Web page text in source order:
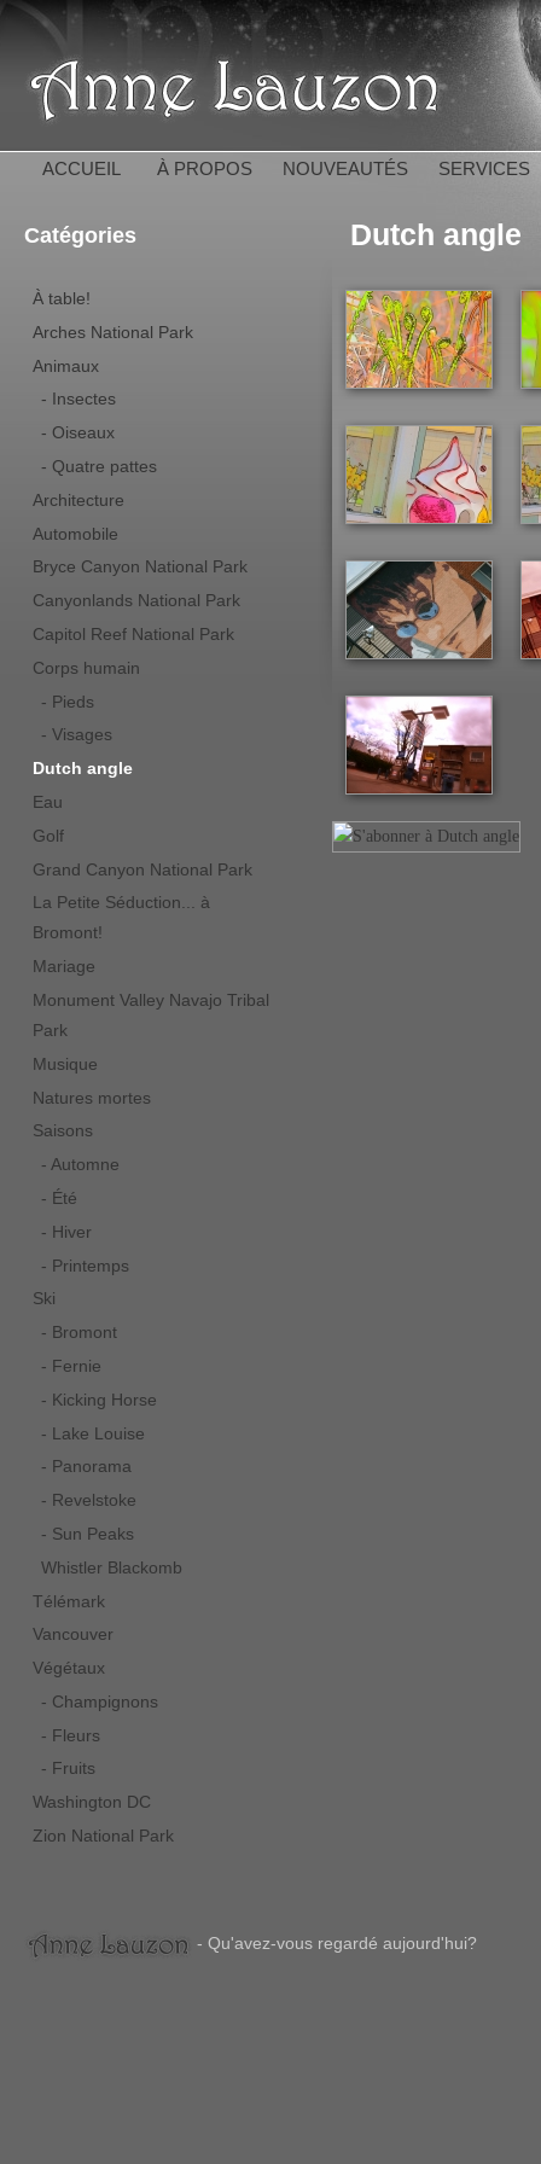
Anne
ACCUEIL À PROPOS NOUVEAUTÉS SERVICES
Catégories
À table!
Arches National Park
Animaux
- Insectes
- Oiseaux
- Quatre pattes
Architecture
Automobile
Bryce Canyon National Park
Canyonlands National Park
Capitol Reef National Park
Corps humain
- Pieds
- Visages
Dutch angle
Eau
Golf
Grand Canyon National Park
La Petite Séduction... à
Bromont!
Mariage
Monument Valley Navajo Tribal
Park
Musique
Natures mortes
Saisons
- Automne
- Été
- Hiver
- Printemps
Ski
- Bromont
- Fernie
- Kicking Horse
- Lake Louise
- Panorama
- Revelstoke
- Sun Peaks
Whistler Blackomb
Télémark
Vancouver
Végétaux
- Champignons
- Fleurs
- Fruits
Washington DC
Zion National Park
Dutch angle
- Qu'avez-vous regardé aujourd'hui?